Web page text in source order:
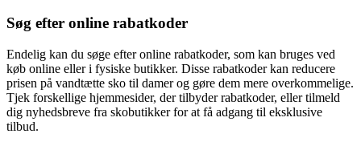
Søg efter online rabatkoder
Endelig kan du søge efter online rabatkoder, som kan bruges ved
køb online eller i fysiske butikker. Disse rabatkoder kan reducere
prisen på vandtætte sko til damer og gøre dem mere overkommelige.
Tjek forskellige hjemmesider, der tilbyder rabatkoder, eller tilmeld
dig nyhedsbreve fra skobutikker for at få adgang til eksklusive
tilbud.